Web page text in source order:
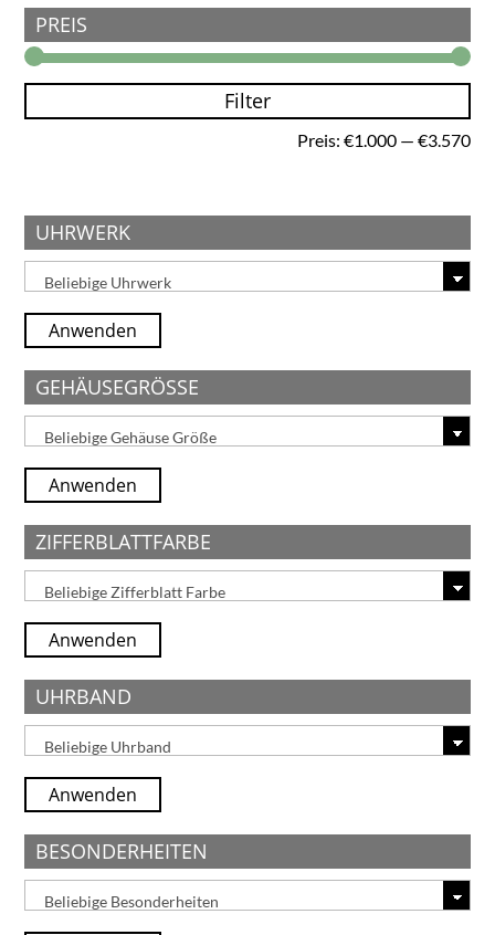
PREIS
Filter
Preis: €1.000— €3.570
UHRWERK
Anwenden
GEHÄUSEGRÖSSE
Anwenden
ZIFFERBLATTFARBE
Anwenden
UHRBAND
Anwenden
BESONDERHEITEN